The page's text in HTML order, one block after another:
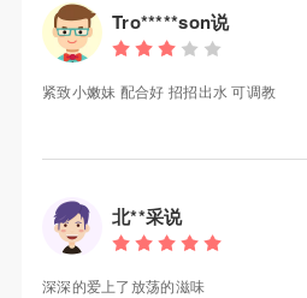
Tro*****son说
紧致小嫩妹 配合好 招招出水 可调教
北**采说
深深的爱上了放荡的滋味